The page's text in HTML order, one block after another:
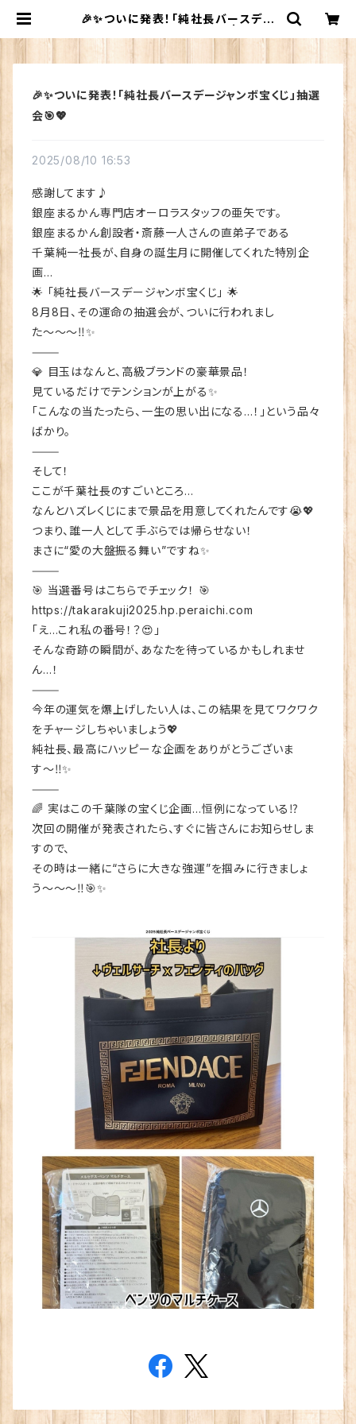
🎉✨ついに発表！「純社長バースデー
るかん専門店 オーロラ
🎉✨ついに発表！「純社長バースデージャンボ宝くじ」抽選
会🎯💖
2025/08/10 16:53
感謝してます♪
銀座まるかん専門店オーロラスタッフの亜矢です。
銀座まるかん創設者・斎藤一人さんの直弟子である
千葉純一社長が、自身の誕生月に開催してくれた特別企
画…
🌟 「純社長バースデージャンボ宝くじ」 🌟
8月8日、その運命の抽選会が、ついに行われまし
た〜〜〜‼️✨
⸻
💎 目玉はなんと、高級ブランドの豪華景品！
見ているだけでテンションが上がる✨
「こんなの当たったら、一生の思い出になる…！」という品々
ばかり。
⸻
そして！
ここが千葉社長のすごいところ…
なんとハズレくじにまで景品を用意してくれたんです😭💖
つまり、誰一人として手ぶらでは帰らせない！
まさに“愛の大盤振る舞い”ですね✨
⸻
🎯 当選番号はこちらでチェック！ 🎯
https://takarakuji2025.hp.peraichi.com
「え…これ私の番号！？😍」
そんな奇跡の瞬間が、あなたを待っているかもしれませ
ん…！
⸻
今年の運気を爆上げしたい人は、この結果を見てワクワク
をチャージしちゃいましょう💖
純社長、最高にハッピーな企画をありがとうございま
す〜‼️✨
⸻
🌈 実はこの千葉隊の宝くじ企画…恒例になっている⁉️
次回の開催が発表されたら、すぐに皆さんにお知らせしま
すので、
その時は一緒に“さらに大きな強運”を掴みに行きましょ
う〜〜〜‼️🎯✨